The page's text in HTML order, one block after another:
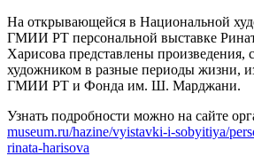
На открывающейся в Национальной
ГМИИ РТ персональной выставке
Харисова представлены произведения,
художником в разные периоды жизни,
ГМИИ РТ и Фонда им. Ш. Марджани.
Узнать подробности можно на сайте
museum.ru/hazine/vyistavki-i-sobyitiya/
rinata-harisova